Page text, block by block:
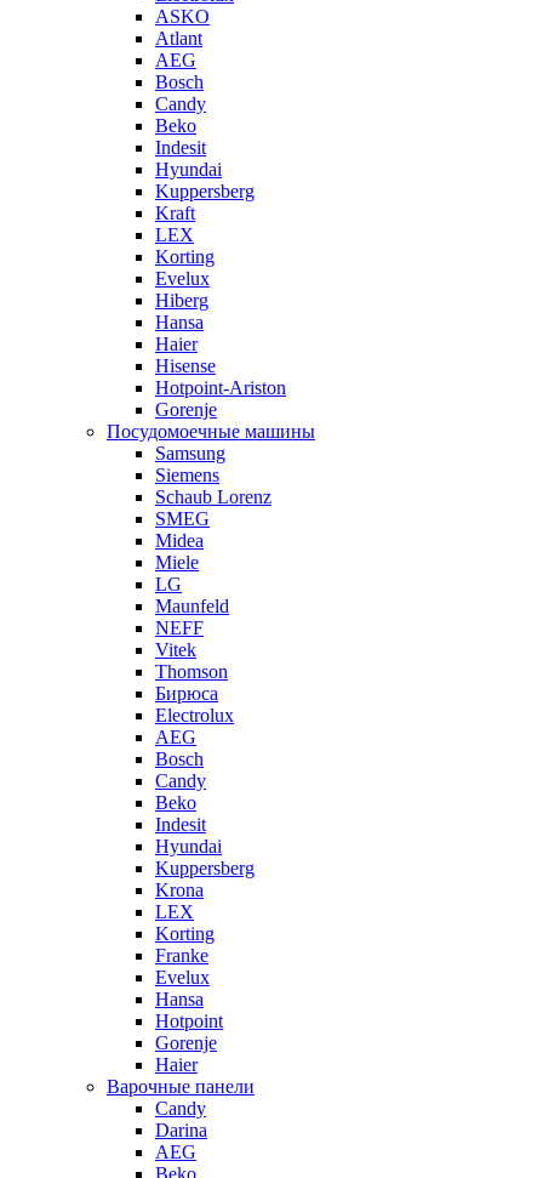
ASKO
Atlant
AEG
Bosch
Candy
Beko
Indesit
Hyundai
Kuppersberg
Kraft
LEX
Korting
Evelux
Hiberg
Hansa
Haier
Hisense
Hotpoint-Ariston
Gorenje
Посудомоечные машины
Samsung
Siemens
Schaub Lorenz
SMEG
Midea
Miele
LG
Maunfeld
NEFF
Vitek
Thomson
Бирюса
Electrolux
AEG
Bosch
Candy
Beko
Indesit
Hyundai
Kuppersberg
Krona
LEX
Korting
Franke
Evelux
Hansa
Hotpoint
Gorenje
Haier
Варочные панели
Candy
Darina
AEG